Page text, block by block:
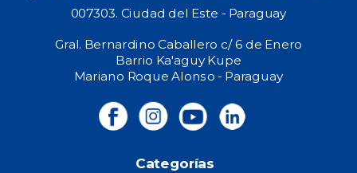
007303. Ciudad del Este - Paraguay
Gral. Bernardino Caballero c/ 6 de Enero
Barrio Ka'aguy Kupe
Mariano Roque Alonso - Paraguay
Categorías